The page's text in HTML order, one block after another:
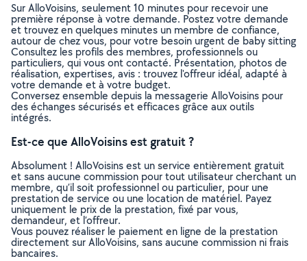
Sur AlloVoisins, seulement 10 minutes pour recevoir une
première réponse à votre demande. Postez votre demande
et trouvez en quelques minutes un membre de confiance,
autour de chez vous, pour votre besoin urgent de baby sitting
Consultez les profils des membres, professionnels ou
particuliers, qui vous ont contacté. Présentation, photos de
réalisation, expertises, avis : trouvez l'offreur idéal, adapté à
votre demande et à votre budget.
Conversez ensemble depuis la messagerie AlloVoisins pour
des échanges sécurisés et efficaces grâce aux outils
intégrés.
Est-ce que AlloVoisins est gratuit ?
Absolument ! AlloVoisins est un service entièrement gratuit
et sans aucune commission pour tout utilisateur cherchant un
membre, qu’il soit professionnel ou particulier, pour une
prestation de service ou une location de matériel. Payez
uniquement le prix de la prestation, fixé par vous,
demandeur, et l’offreur.
Vous pouvez réaliser le paiement en ligne de la prestation
directement sur AlloVoisins, sans aucune commission ni frais
bancaires.